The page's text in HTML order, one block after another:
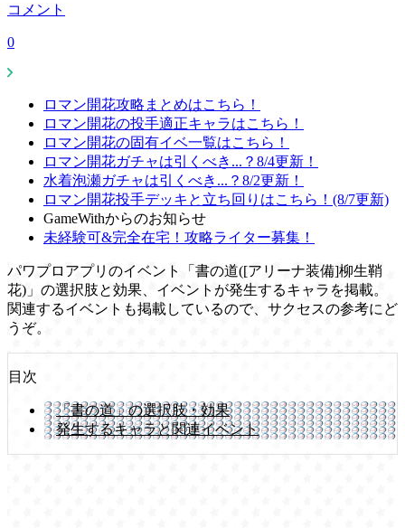
コメント
0
ロマン開花攻略まとめはこちら！
ロマン開花の投手適正キャラはこちら！
ロマン開花の固有イベ一覧はこちら！
ロマン開花ガチャは引くべき...？8/4更新！
水着泡瀬ガチャは引くべき...？8/2更新！
ロマン開花投手デッキと立ち回りはこちら！(8/7更新)
GameWithからのお知らせ
未経験可&完全在宅！攻略ライター募集！
パワプロアプリのイベント「書の道([アリーナ装備]柳生鞘
花)」の選択肢と効果、イベントが発生するキャラを掲載。
関連するイベントも掲載しているので、サクセスの参考にど
うぞ。
目次
「書の道」の選択肢・効果
発生するキャラと関連イベント